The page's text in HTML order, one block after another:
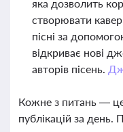
яка дозволить
створювати
пісні за
відкриває нові
авторів пісень.
Кожне з питань —
публікацій за